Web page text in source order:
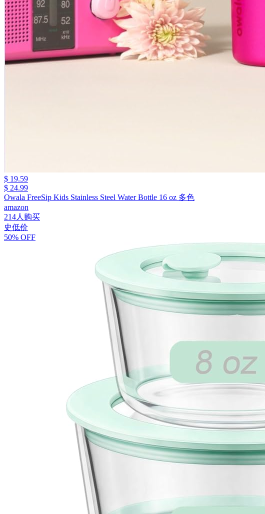
$ 19.59
$ 24.99
Owala FreeSip Kids Stainless Steel Water Bottle 16 oz 多色
amazon
214人购买
史低价
50% OFF